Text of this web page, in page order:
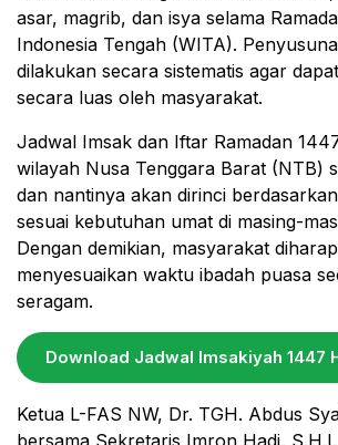
asar, magrib, dan isya selama
Indonesia Tengah (WITA).
dilakukan secara sistematis agar
secara luas oleh masyarakat.
Jadwal Imsak dan Iftar Ramadan
wilayah Nusa Tenggara Barat (NTB)
dan nantinya akan dirinci
sesuai kebutuhan umat di masing-
Dengan demikian, masyarakat
menyesuaikan waktu ibadah puasa
seragam.
Download Jadwal Imsakiyah 1447
Ketua L-FAS NW, Dr. TGH. Abdus